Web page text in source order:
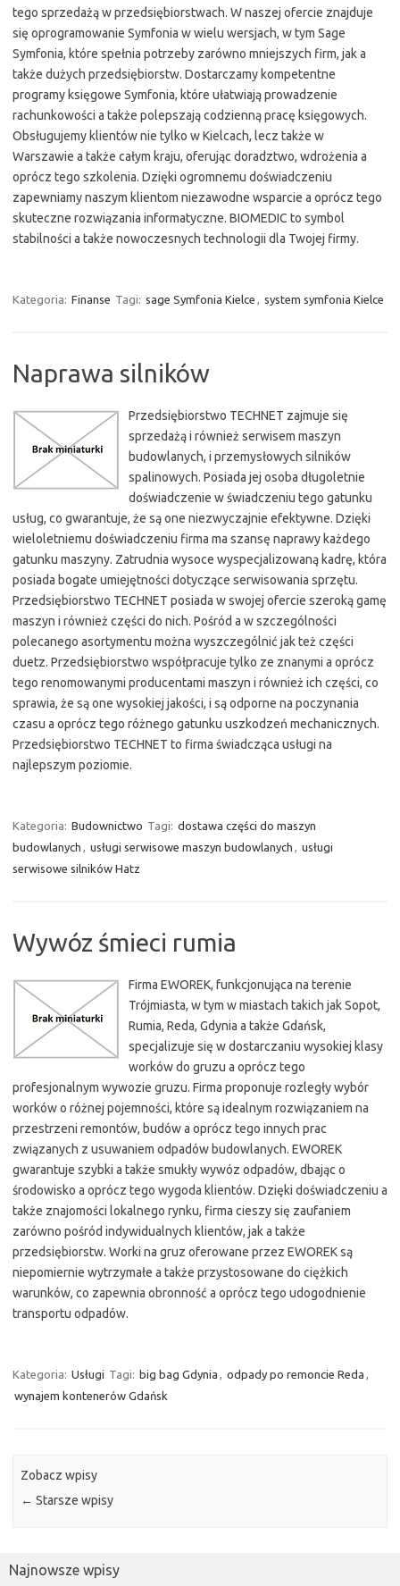
tego sprzedażą w przedsiębiorstwach. W naszej ofercie znajduje
się oprogramowanie Symfonia w wielu wersjach, w tym Sage
Symfonia, które spełnia potrzeby zarówno mniejszych firm, jak a
także dużych przedsiębiorstw. Dostarczamy kompetentne
programy księgowe Symfonia, które ułatwiają prowadzenie
rachunkowości a także polepszają codzienną pracę księgowych.
Obsługujemy klientów nie tylko w Kielcach, lecz także w
Warszawie a także całym kraju, oferując doradztwo, wdrożenia a
oprócz tego szkolenia. Dzięki ogromnemu doświadczeniu
zapewniamy naszym klientom niezawodne wsparcie a oprócz tego
skuteczne rozwiązania informatyczne. BIOMEDIC to symbol
stabilności a także nowoczesnych technologii dla Twojej firmy.
Kategoria: Finanse Tagi: sage Symfonia Kielce , system symfonia Kielce
Naprawa silników
Przedsiębiorstwo TECHNET zajmuje się
sprzedażą i również serwisem maszyn
budowlanych, i przemysłowych silników
spalinowych. Posiada jej osoba długoletnie
doświadczenie w świadczeniu tego gatunku
usług, co gwarantuje, że są one niezwyczajnie efektywne. Dzięki
wieloletniemu doświadczeniu firma ma szansę naprawy każdego
gatunku maszyny. Zatrudnia wysoce wyspecjalizowaną kadrę, która
posiada bogate umiejętności dotyczące serwisowania sprzętu.
Przedsiębiorstwo TECHNET posiada w swojej ofercie szeroką gamę
maszyn i również części do nich. Pośród a w szczególności
polecanego asortymentu można wyszczególnić jak też części
duetz. Przedsiębiorstwo współpracuje tylko ze znanymi a oprócz
tego renomowanymi producentami maszyn i również ich części, co
sprawia, że są one wysokiej jakości, i są odporne na poczynania
czasu a oprócz tego różnego gatunku uszkodzeń mechanicznych.
Przedsiębiorstwo TECHNET to firma świadcząca usługi na
najlepszym poziomie.
Kategoria: Budownictwo Tagi: dostawa części do maszyn
budowlanych , usługi serwisowe maszyn budowlanych , usługi
serwisowe silników Hatz
Wywóz śmieci rumia
Firma EWOREK, funkcjonująca na terenie
Trójmiasta, w tym w miastach takich jak Sopot,
Rumia, Reda, Gdynia a także Gdańsk,
specjalizuje się w dostarczaniu wysokiej klasy
worków do gruzu a oprócz tego
profesjonalnym wywozie gruzu. Firma proponuje rozległy wybór
worków o różnej pojemności, które są idealnym rozwiązaniem na
przestrzeni remontów, budów a oprócz tego innych prac
związanych z usuwaniem odpadów budowlanych. EWOREK
gwarantuje szybki a także smukły wywóz odpadów, dbając o
środowisko a oprócz tego wygoda klientów. Dzięki doświadczeniu a
także znajomości lokalnego rynku, firma cieszy się zaufaniem
zarówno pośród indywidualnych klientów, jak a także
przedsiębiorstw. Worki na gruz oferowane przez EWOREK są
niepomiernie wytrzymałe a także przystosowane do ciężkich
warunków, co zapewnia obronność a oprócz tego udogodnienie
transportu odpadów.
Kategoria: Usługi Tagi: big bag Gdynia , odpady po remoncie Reda ,
wynajem kontenerów Gdańsk
Zobacz wpisy
← Starsze wpisy
Najnowsze wpisy